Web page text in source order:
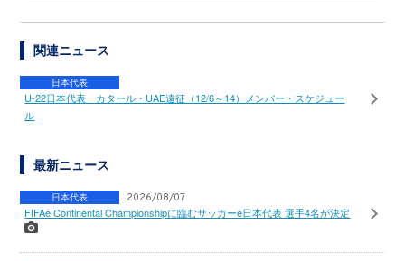
関連ニュース
日本代表
U-22日本代表 カタール・UAE遠征（12/6～14）メンバー・スケジュー
ル
最新ニュース
日本代表 2026/08/07
FIFAe Continental Championshipに臨むサッカーe日本代表 選手4名が決定